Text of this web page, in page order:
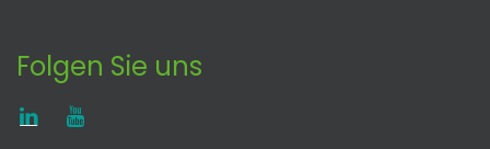
Folgen Sie uns